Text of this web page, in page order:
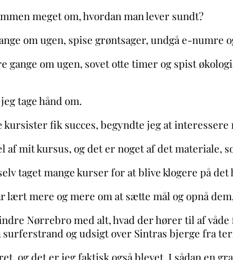
meget om, hvordan man lever sundt?
om ugen, spise grøntsager, undgå e-numre
gange om ugen, sovet otte timer og spist
tage hånd om.
kursister fik succes, begyndte jeg at
af mit kursus, og det er noget af det materiale,
taget mange kurser for at blive klogere på det
lært mere og mere om at sætte mål og opnå
Nørrebro med alt, hvad der hører til af
surferstrand og udsigt over Sintras bjerge fra
og det er jeg faktisk også blevet. I sådan en